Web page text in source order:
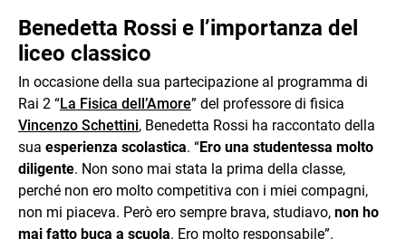
Benedetta Rossi e l’importanza del
liceo classico
In occasione della sua partecipazione al programma di
Rai 2 “La Fisica dell’Amore” del professore di fisica
Vincenzo Schettini, Benedetta Rossi ha raccontato della
sua esperienza scolastica. “Ero una studentessa molto
diligente. Non sono mai stata la prima della classe,
perché non ero molto competitiva con i miei compagni,
non mi piaceva. Però ero sempre brava, studiavo, non ho
mai fatto buca a scuola. Ero molto responsabile”.